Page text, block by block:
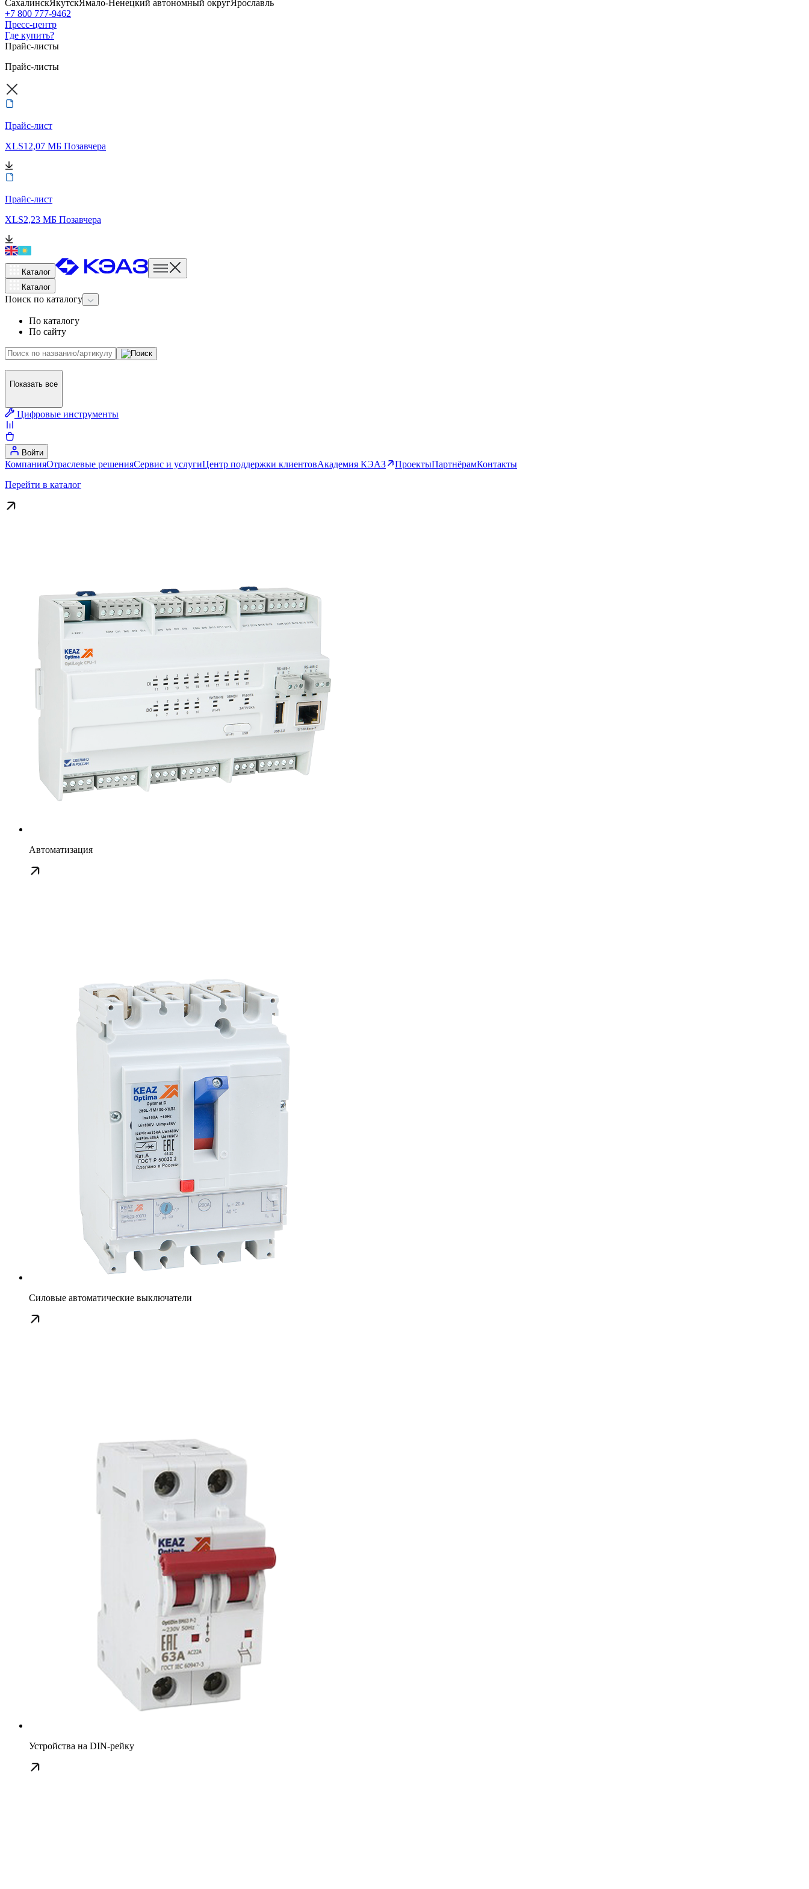
СахалинскЯкутскЯмало-Ненецкий автономный округЯрославль
+7 800 777-9462
Пресс-центр
Где купить?
Прайс-листы
Прайс-листы
Прайс-лист
XLS12,07 МБ Позавчера
Прайс-лист
XLS2,23 МБ Позавчера
Каталог
Каталог
Поиск по каталогу
По каталогу
По сайту
Показать все
Цифровые инструменты
Войти
КомпанияОтраслевые решенияСервис и услугиЦентр поддержки клиентовАкадемия КЭАЗ ПроектыПартнёрамКонтакты
Перейти в каталог
Автоматизация
Силовые автоматические выключатели
Устройства на DIN-рейку